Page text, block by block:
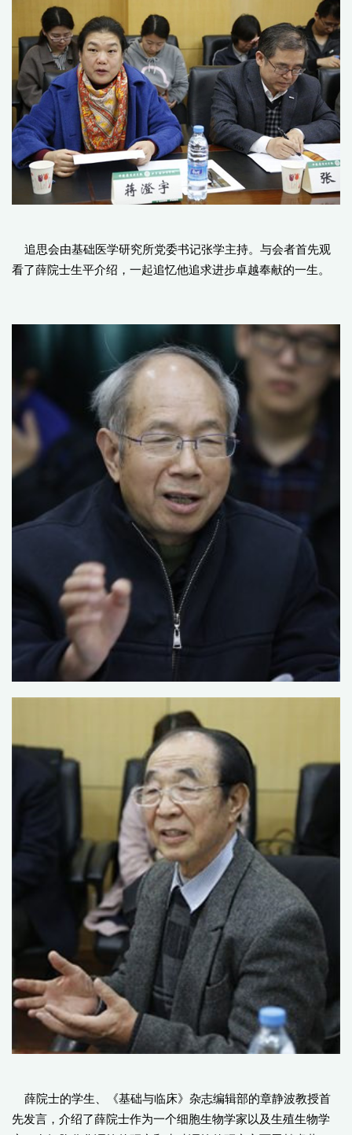
追思会由基础医学研究所党委书记张学主持。与会者首先观
看了薛院士生平介绍，一起追忆他追求进步卓越奉献的一生。
薛院士的学生、《基础与临床》杂志编辑部的章静波教授首
先发言，介绍了薛院士作为一个细胞生物学家以及生殖生物学